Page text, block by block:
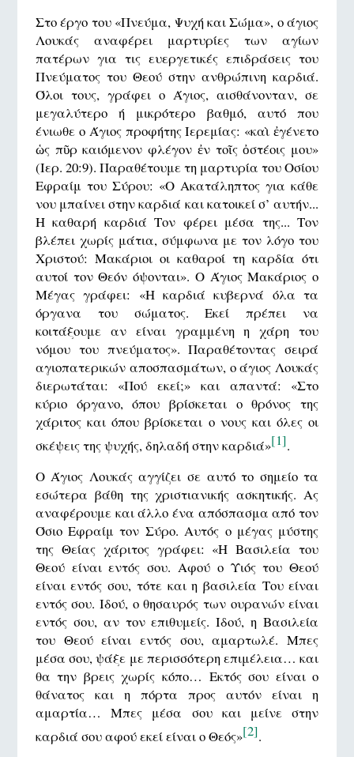
Στο έργο του «Πνεύμα, Ψυχή και Σώμα», ο άγιος
Λουκάς αναφέρει μαρτυρίες των αγίων
πατέρων για τις ευεργετικές επιδράσεις του
Πνεύματος του Θεού στην ανθρώπινη καρδιά.
Όλοι τους, γράφει ο Άγιος, αισθάνονταν, σε
μεγαλύτερο ή μικρότερο βαθμό, αυτό που
ένιωθε ο Άγιος προφήτης Ιερεμίας: «καὶ ἐγένετο
ὡς πῦρ καιόμενον φλέγον ἐν τοῖς ὀστέοις μου»
(Ιερ. 20:9). Παραθέτουμε τη μαρτυρία του Οσίου
Εφραίμ του Σύρου: «Ο Ακατάληπτος για κάθε
νου μπαίνει στην καρδιά και κατοικεί σ’ αυτήν...
Η καθαρή καρδιά Τον φέρει μέσα της... Τον
βλέπει χωρίς μάτια, σύμφωνα με τον λόγο του
Χριστού: Μακάριοι οι καθαροί τη καρδία ότι
αυτοί τον Θεόν όψονται». Ο Άγιος Μακάριος ο
Μέγας γράφει: «Η καρδιά κυβερνά όλα τα
όργανα του σώματος. Εκεί πρέπει να
κοιτάξουμε αν είναι γραμμένη η χάρη του
νόμου του πνεύματος». Παραθέτοντας σειρά
αγιοπατερικών αποσπασμάτων, ο άγιος Λουκάς
διερωτάται: «Πού εκεί;» και απαντά: «Στο
κύριο όργανο, όπου βρίσκεται ο θρόνος της
χάριτος και όπου βρίσκεται ο νους και όλες οι
σκέψεις της ψυχής, δηλαδή στην καρδιά»[1].
Ο Άγιος Λουκάς αγγίζει σε αυτό το σημείο τα
εσώτερα βάθη της χριστιανικής ασκητικής. Ας
αναφέρουμε και άλλο ένα απόσπασμα από τον
Όσιο Εφραίμ τον Σύρο. Αυτός ο μέγας μύστης
της Θείας χάριτος γράφει: «Η Βασιλεία του
Θεού είναι εντός σου. Αφού ο Υιός του Θεού
είναι εντός σου, τότε και η βασιλεία Του είναι
εντός σου. Ιδού, ο θησαυρός των ουρανών είναι
εντός σου, αν τον επιθυμείς. Ιδού, η Βασιλεία
του Θεού είναι εντός σου, αμαρτωλέ. Μπες
μέσα σου, ψάξε με περισσότερη επιμέλεια… και
θα την βρεις χωρίς κόπο… Εκτός σου είναι ο
θάνατος και η πόρτα προς αυτόν είναι η
αμαρτία… Μπες μέσα σου και μείνε στην
καρδιά σου αφού εκεί είναι ο Θεός»[2].